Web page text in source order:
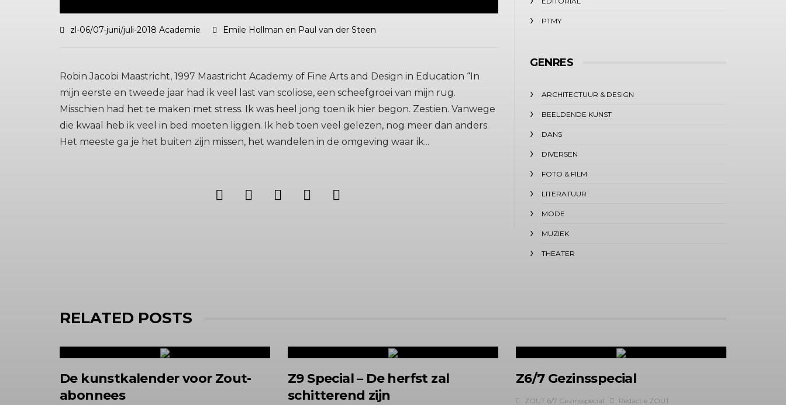
zl-06/07-juni/juli-2018 Academie Emile Hollman en Paul van der Steen
Robin Jacobi Maastricht, 1997 Maastricht Academy of Fine Arts and Design in Education “In
mijn eerste en tweede jaar had ik veel last van scoliose, een scheefgroei van mijn rug.
Misschien had het te maken met stress. Ik was heel jong toen ik hier begon. Zestien. Vanwege
die kwaal heb ik veel in bed moeten liggen. Ik heb toen veel gelezen, nog meer dan anders.
Het meeste ga je het buiten zijn missen, het wandelen in de omgeving waar ik...
PTMY
GENRES
ARCHITECTUUR & DESIGN
BEELDENDE KUNST
DANS
DIVERSEN
FOTO & FILM
LITERATUUR
MODE
MUZIEK
THEATER
RELATED POSTS
De kunstkalender voor Zout-
abonnees
Z9 Special – De herfst zal
schitterend zijn
Z6/7 Gezinsspecial
ZOUT 6/7 Gezinsspecial Redactie ZOUT